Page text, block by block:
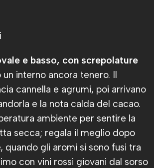
e basso, con screpolature
interno ancora tenero. Il
cannella e agrumi, poi arrivano
e la nota calda del cacao.
ambiente per sentire la
secca; regala il meglio dopo
quando gli aromi si sono fusi tra
con vini rossi giovani dal sorso